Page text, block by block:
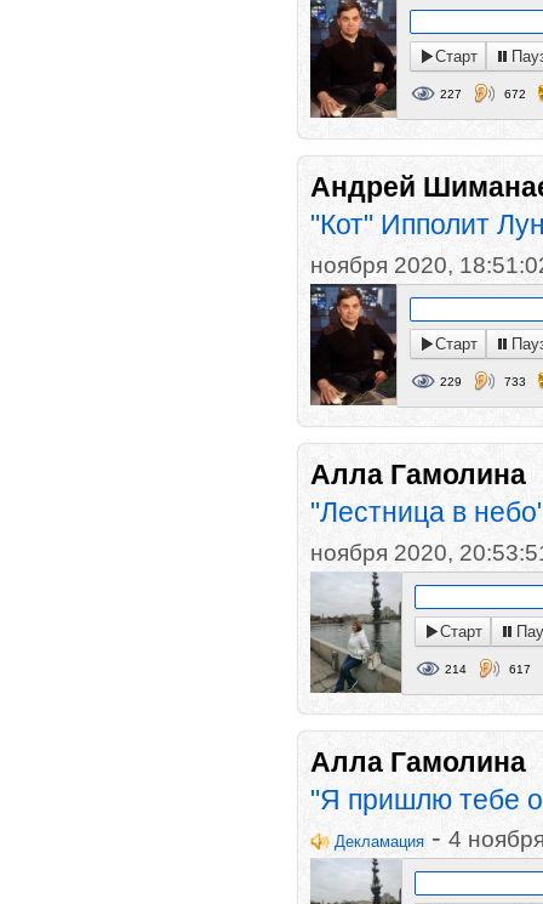
Старт
227 672
Андрей
"Кот" Ипполит
ноября 2020,
Старт
229 733
Алла Гамолина
"Лестница в
ноября 2020,
Старт
214 617
Алла Гамолина
"Я пришлю тебе
Декламация -4